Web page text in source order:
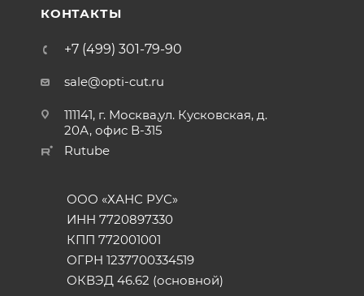
КОНТАКТЫ
+7 (499) 301-79-90
sale@opti-cut.ru
111141, г. Москва,ул. Кусковская, д.
20А, офис В-315
Rutube
ООО «ХАНС РУС»
ИНН 7720897330
КПП 772001001
ОГРН 1237700334519
ОКВЭД 46.62 (основной)